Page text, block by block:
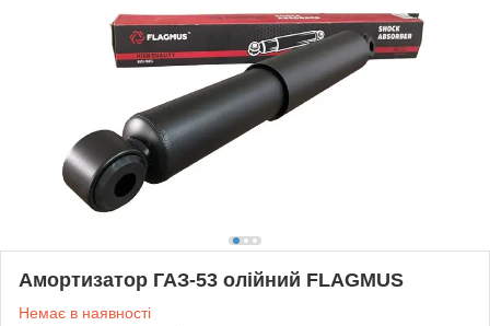
Амортизатор ГАЗ-53 олійний FLAGMUS
Немає в наявності